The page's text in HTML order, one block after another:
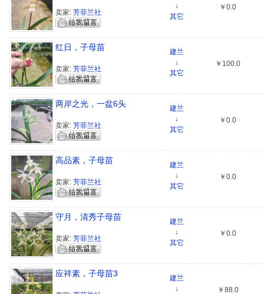
卖家: 芳菲兰社
↓
其它
￥0.0
红日，子母苗
卖家: 芳菲兰社
建兰
↓
其它
￥100.0
两岸之光，一盆6头
卖家: 芳菲兰社
建兰
↓
其它
￥0.0
高品素，子母苗
卖家: 芳菲兰社
建兰
↓
其它
￥0.0
守月，清秀子母苗
卖家: 芳菲兰社
建兰
↓
其它
￥0.0
应祥素，子母苗3
建兰
↓
￥88.0